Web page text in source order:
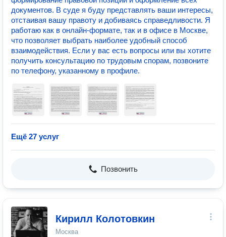
документов. В суде я буду представлять ваши интересы,
отстаивая вашу правоту и добиваясь справедливости. Я
работаю как в онлайн-формате, так и в офисе в Москве,
что позволяет выбрать наиболее удобный способ
взаимодействия. Если у вас есть вопросы или вы хотите
получить консультацию по трудовым спорам, позвоните
по телефону, указанному в профиле.
Ещё 27 услуг
Позвонить
Кирилл Колотовкин
Москва